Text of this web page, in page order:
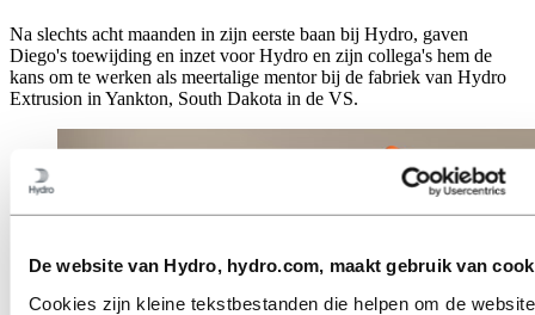
De website van Hydro, hydro.com, maakt gebruik van
Cookies zijn kleine tekstbestanden die helpen om de website
Na slechts acht maanden in zijn eerste baan bij Hydro, gaven
Diego's toewijding en inzet voor Hydro en zijn collega's hem de
kans om te werken als meertalige mentor bij de fabriek van Hydro
Extrusion in Yankton, South Dakota in de VS.